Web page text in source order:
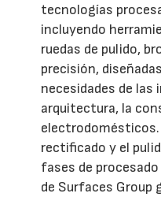
tecnologías
incluyendo
ruedas de pulido,
precisión,
necesidades de las
arquitectura, la
electrodomésticos.
rectificado y el
fases de
de Surfaces Group